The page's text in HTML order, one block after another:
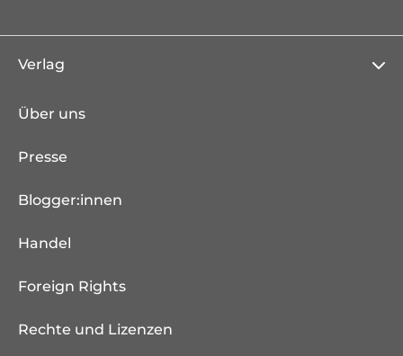
Verlag
Über uns
Presse
Blogger:innen
Handel
Foreign Rights
Rechte und Lizenzen